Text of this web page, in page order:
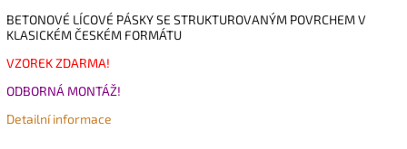
BETONOVÉ LÍCOVÉ PÁSKY SE STRUKTUROVANÝM POVRCHEM V
KLASICKÉM ČESKÉM FORMÁTU
VZOREK ZDARMA!
ODBORNÁ MONTÁŽ!
Detailní informace